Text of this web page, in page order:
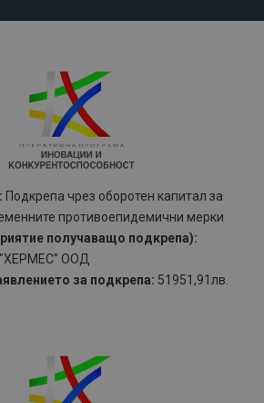
Подкрепа чрез оборотен капитал за
противоепидемични мерки
получаващо подкрепа):
ООД
за подкрепа: 51951,91лв.